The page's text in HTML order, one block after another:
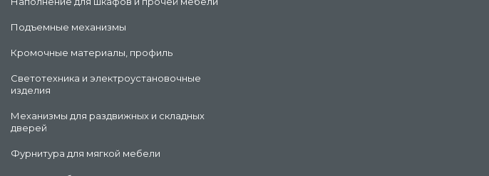
Подъемные механизмы
Кромочные материалы, профиль
Светотехника и электроустановочные
изделия
Механизмы для раздвижных и складных
дверей
Фурнитура для мягкой мебели